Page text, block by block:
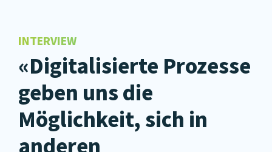
INTERVIEW
«Digitalisierte Prozesse
geben uns die
Möglichkeit, sich in